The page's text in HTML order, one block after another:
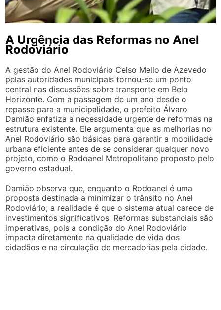
A Urgência das Reformas no Anel
Rodoviário
A gestão do Anel Rodoviário Celso Mello de Azevedo
pelas autoridades municipais tornou-se um ponto
central nas discussões sobre transporte em Belo
Horizonte. Com a passagem de um ano desde o
repasse para a municipalidade, o prefeito Álvaro
Damião enfatiza a necessidade urgente de reformas na
estrutura existente. Ele argumenta que as melhorias no
Anel Rodoviário são básicas para garantir a mobilidade
urbana eficiente antes de se considerar qualquer novo
projeto, como o Rodoanel Metropolitano proposto pelo
governo estadual.
Damião observa que, enquanto o Rodoanel é uma
proposta destinada a minimizar o trânsito no Anel
Rodoviário, a realidade é que o sistema atual carece de
investimentos significativos. Reformas substanciais são
imperativas, pois a condição do Anel Rodoviário
impacta diretamente na qualidade de vida dos
cidadãos e na circulação de mercadorias pela cidade.